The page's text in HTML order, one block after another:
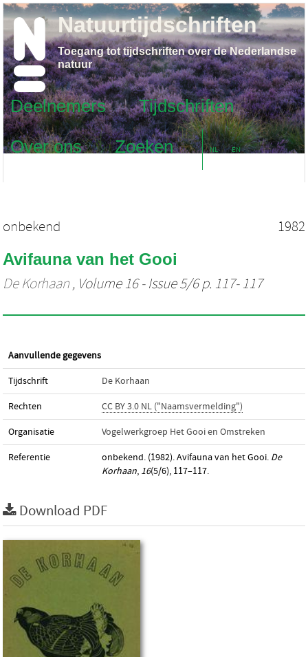
Deelnemers
Tijdschriften
Over ons
Zoeken NL EN
Natuurtijdschriften
Toegang tot tijdschriften over de Nederlandse
natuur
onbekend 1982
Avifauna van het Gooi
De Korhaan , Volume 16 - Issue 5/6 p. 117- 117
Aanvullende gegevens
Tijdschrift De Korhaan
Rechten CC BY 3.0 NL ("Naamsvermelding")
Organisatie Vogelwerkgroep Het Gooi en Omstreken
Referentie onbekend. (1982). Avifauna van het Gooi. De
Korhaan, 16(5/6), 117–117.
Download PDF